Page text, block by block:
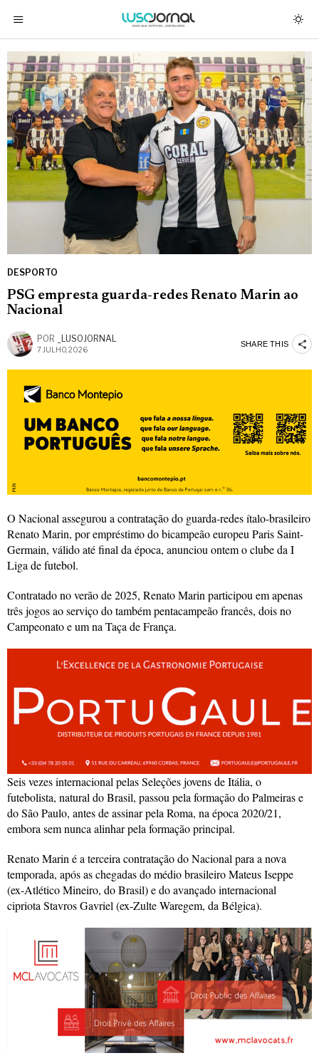
DESPORTO
PSG empresta guarda-redes Renato Marin ao
Nacional
POR _LUSOJORNAL
7 JULHO, 2026
SHARE THIS
O Nacional assegurou a contratação do guarda-redes ítalo-brasileiro
Renato Marin, por empréstimo do bicampeão europeu Paris Saint-
Germain, válido até final da época, anunciou ontem o clube da I
Liga de futebol.
Contratado no verão de 2025, Renato Marin participou em apenas
três jogos ao serviço do também pentacampeão francês, dois no
Campeonato e um na Taça de França.
Seis vezes internacional pelas Seleções jovens de Itália, o
futebolista, natural do Brasil, passou pela formação do Palmeiras e
do São Paulo, antes de assinar pela Roma, na época 2020/21,
embora sem nunca alinhar pela formação principal.
Renato Marin é a terceira contratação do Nacional para a nova
temporada, após as chegadas do médio brasileiro Mateus Iseppe
(ex-Atlético Mineiro, do Brasil) e do avançado internacional
cipriota Stavros Gavriel (ex-Zulte Waregem, da Bélgica).